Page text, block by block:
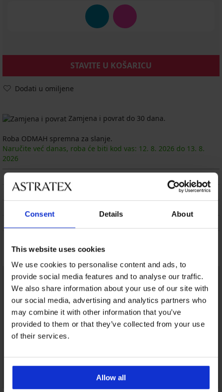
Consent Details About
This website uses cookies
We use cookies to personalise content and ads, to
provide social media features and to analyse our traffic.
We also share information about your use of our site with
our social media, advertising and analytics partners who
may combine it with other information that you’ve
provided to them or that they’ve collected from your use
of their services.
Allow all
STAVITE U KOŠARICU
Dodati u omiljene
Zamjena i povrat do 30 dana.
Roba ODMAH spremna za slanje.
Naručite već danas, roba će biti kod vas: 12. 8. 2026 do 13. 8.
2026
DOSTAVA I PLAĆANJE
Možda će vam se svidjeti